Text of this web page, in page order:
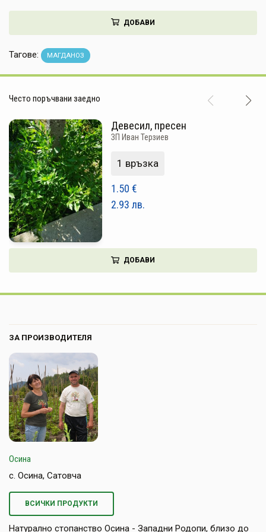
НАПИТКИ
ЗА ДОМА
ПОДАРЪЦИ
ДОСТАВКА И ПЛАЩАНЕ
КАЧЕСТВО
УСЛОВИЯ ЗА ПОЛЗВАНЕ
ДОБАВИ
Тагове: МАГДАНОЗ
Често поръчвани заедно
Девесил, пресен
ЗП Иван Терзиев
1 връзка
1.50 €
2.93 лв.
ДОБАВИ
ЗА ПРОИЗВОДИТЕЛЯ
Осина
с. Осина, Сатовча
ВСИЧКИ ПРОДУКТИ
Натурално стопанство Осина - Западни Родопи, близо до